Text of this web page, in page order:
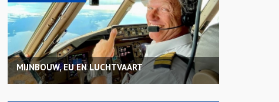
MIJNBOUW, EU EN LUCHTVAART